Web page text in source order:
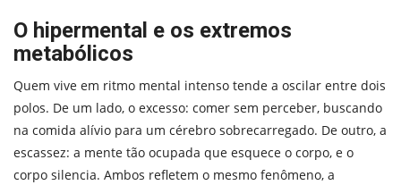
O hipermental e os extremos
metabólicos
Quem vive em ritmo mental intenso tende a oscilar entre dois
polos. De um lado, o excesso: comer sem perceber, buscando
na comida alívio para um cérebro sobrecarregado. De outro, a
escassez: a mente tão ocupada que esquece o corpo, e o
corpo silencia. Ambos refletem o mesmo fenômeno, a